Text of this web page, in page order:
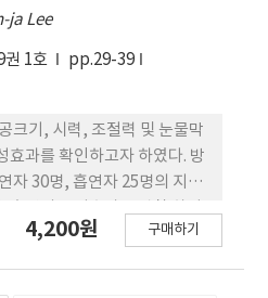
분석은 .805로 가장 높은 상
, 동공크기 2시그마 상위 데이
상위 데이터의 상관분석은
고 전체 유효데이터와 동공크
상관분석은 .683의 상관관계
의 크기가 확장 되어진 구간과
선이 많이 머무른 구간이 유
, 동공의 크기가 유의미하게 확
는 구간의 데이터 일수록 전체
ja Lee
권 1호
pp.29-39
크기, 시력, 조절력 및 눈물막
효과를 확인하고자 하였다. 방
자 30명, 흡연자 25명의 지원
0.5 mg의 니코틴이 함유된 동
4,200원 구매하기